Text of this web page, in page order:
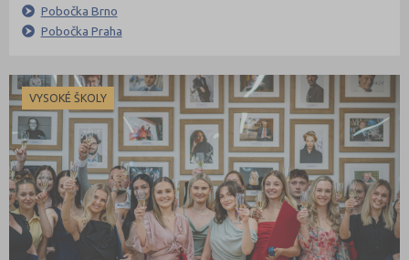
Pobočka Brno
Pobočka Praha
VYSOKÉ ŠKOLY